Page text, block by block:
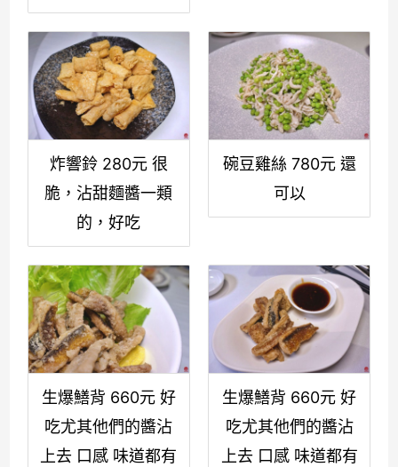
炸響鈴 280元 很
脆，沾甜麵醬一類
的，好吃
碗豆雞絲 780元 還
可以
生爆鱔背 660元 好
吃尤其他們的醬沾
上去 口感 味道都有
生爆鱔背 660元 好
吃尤其他們的醬沾
上去 口感 味道都有